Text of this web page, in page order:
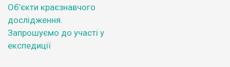
Об’єкти краєзнавчого
дослідження.
Запрошуємо до участі у
експедиції